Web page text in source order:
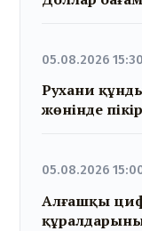
05.08.2026 15:30
Рухани
жөнінде
05.08.2026
Алғашқы